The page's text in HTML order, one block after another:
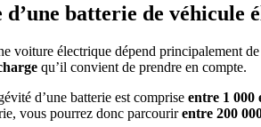
d’une batterie de véhicule
voiture électrique dépend principalement
qu’il convient de prendre en compte.
d’une batterie est comprise entre 1 000
vous pourrez donc parcourirentre 200